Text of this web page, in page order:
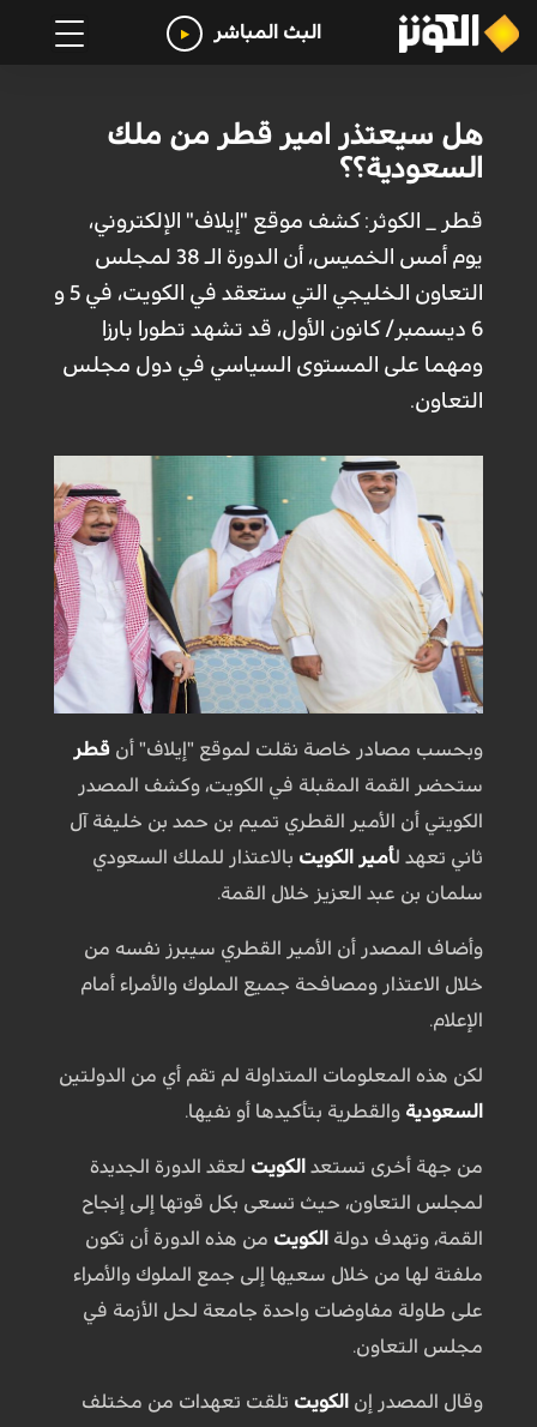
البث المباشر
هل سيعتذر امير قطر من ملك
السعودية؟؟
قطر _ الكوثر: كشف موقع "إيلاف" الإلكتروني،
يوم أمس الخميس، أن الدورة الـ 38 لمجلس
التعاون الخليجي التي ستعقد في الكويت، في 5 و
6 ديسمبر/ كانون الأول، قد تشهد تطورا بارزا
ومهما على المستوى السياسي في دول مجلس
التعاون.
وبحسب مصادر خاصة نقلت لموقع "إيلاف" أن قطر
ستحضر القمة المقبلة في الكويت، وكشف المصدر
الكويتي أن الأمير القطري تميم بن حمد بن خليفة آل
ثاني تعهد لأمير الكويت بالاعتذار للملك السعودي
سلمان بن عبد العزيز خلال القمة.
وأضاف المصدر أن الأمير القطري سيبرز نفسه من
خلال الاعتذار ومصافحة جميع الملوك والأمراء أمام
الإعلام.
لكن هذه المعلومات المتداولة لم تقم أي من الدولتين
السعودية والقطرية بتأكيدها أو نفيها.
من جهة أخرى تستعد الكويت لعقد الدورة الجديدة
لمجلس التعاون، حيث تسعى بكل قوتها إلى إنجاح
القمة، وتهدف دولة الكويت من هذه الدورة أن تكون
ملفتة لها من خلال سعيها إلى جمع الملوك والأمراء
على طاولة مفاوضات واحدة جامعة لحل الأزمة في
مجلس التعاون.
وقال المصدر إن الكويت تلقت تعهدات من مختلف